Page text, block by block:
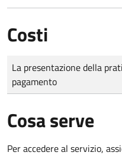
Costi
Tipo di pagamento
Importo
La presentazione della
pagamento
Cosa serve
Per accedere al servizio,